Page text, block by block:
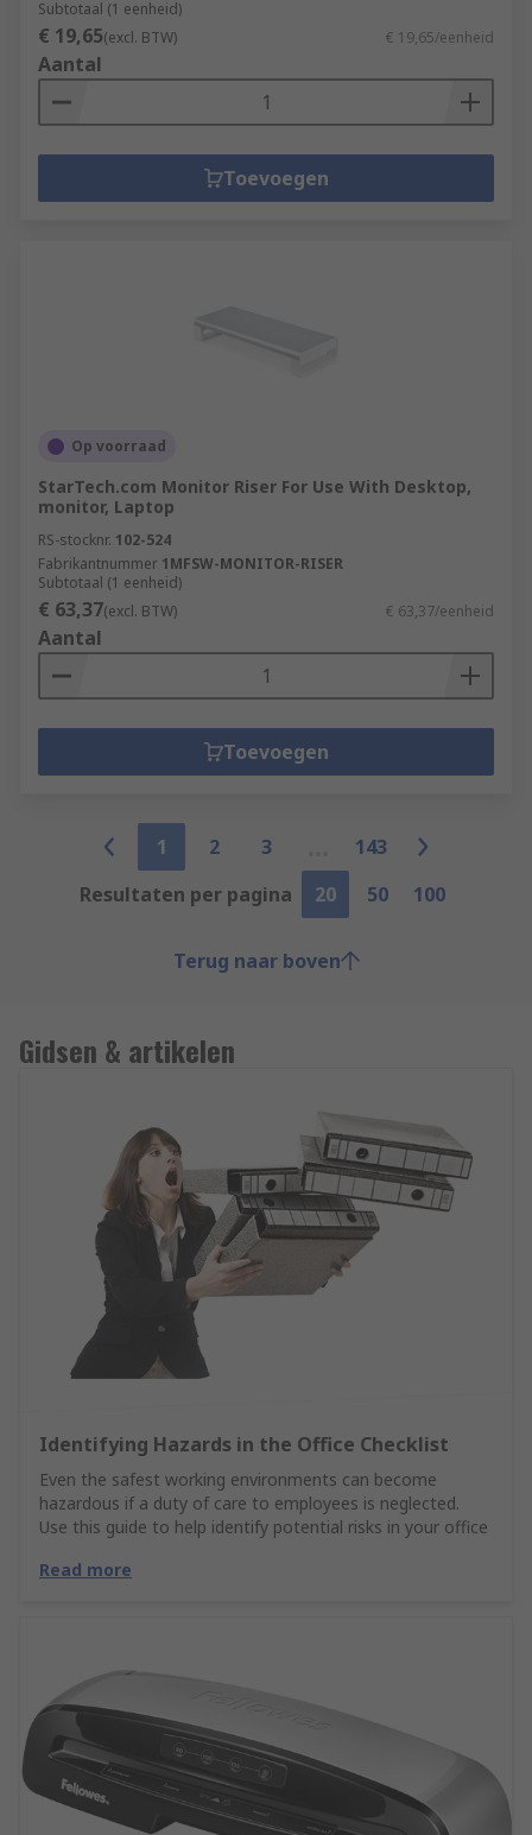
Subtotaal (1 eenheid)
€ 19,65(excl. BTW) € 19,65/eenheid
Aantal
Toevoegen
Op voorraad
StarTech.com Monitor Riser For Use With Desktop,
monitor, Laptop
RS-stocknr. 102-524
Fabrikantnummer 1MFSW-MONITOR-RISER
Subtotaal (1 eenheid)
€ 63,37(excl. BTW) € 63,37/eenheid
Aantal
Toevoegen
1 2 3
143
Resultaten per pagina
20 50 100
Terug naar boven
Gidsen & artikelen
Identifying Hazards in the Office Checklist
Even the safest working environments can become
hazardous if a duty of care to employees is neglected.
Use this guide to help identify potential risks in your office
Read more